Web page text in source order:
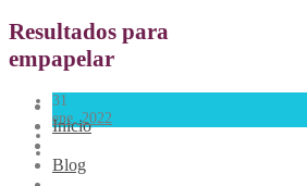
Inicio
Blog
Resultados para
empapelar
31
ene, 2022